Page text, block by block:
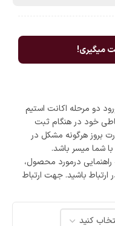
میگیری!
دو مرحله اکانت استیم
خود در هنگام ثبت
بروز هرگونه مشکل در
با شما میسر باشد.
درمورد محصول،
ارتباط باشید. جهت ارتباط